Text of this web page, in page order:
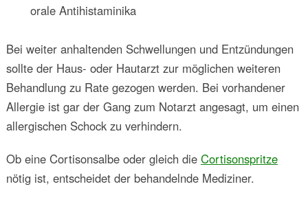
orale Antihistaminika
Bei weiter anhaltenden Schwellungen und Entzündungen
sollte der Haus- oder Hautarzt zur möglichen weiteren
Behandlung zu Rate gezogen werden. Bei vorhandener
Allergie ist gar der Gang zum Notarzt angesagt, um einen
allergischen Schock zu verhindern.
Ob eine Cortisonsalbe oder gleich die Cortisonspritze
nötig ist, entscheidet der behandelnde Mediziner.